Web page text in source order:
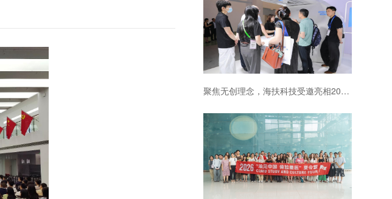
聚焦无创理念，海扶科技受邀亮相2026中国医师协会妇产科医师大会